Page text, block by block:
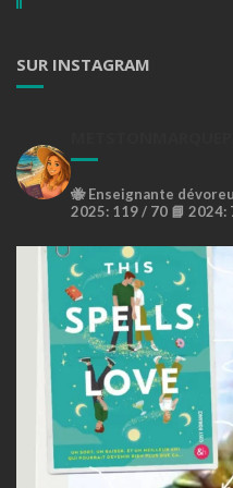
SUR INSTAGRAM
🐝Enseignante
2025: 119 / 70 📘 2024: